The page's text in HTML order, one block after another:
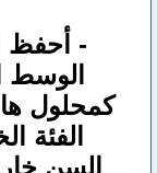
كمحلول
الفئة